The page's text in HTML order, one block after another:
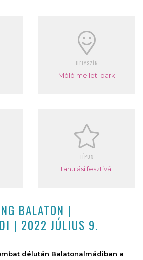
HELYSZÍN
Móló melleti park
TÍPUS
tanulási fesztivál
BALATON |
| 2022 JÚLIUS 9.
délután Balatonalmádiban a